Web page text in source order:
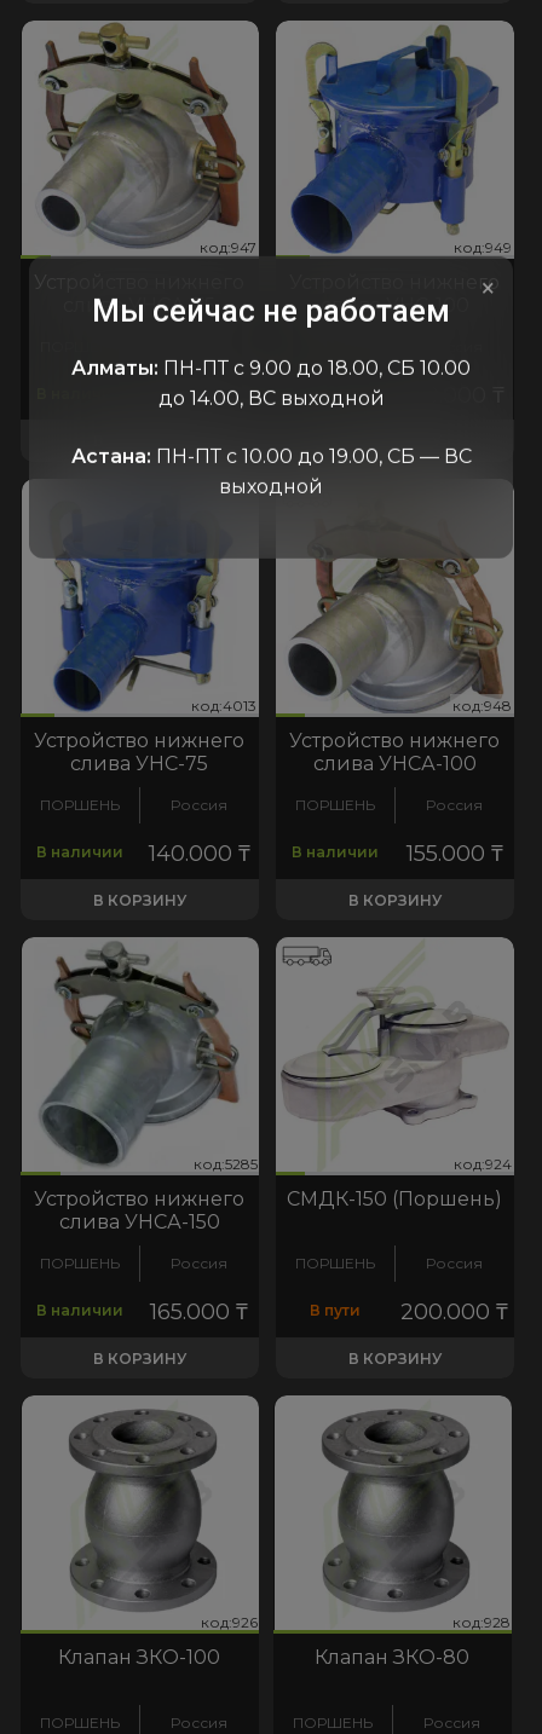
код:947 код:947
слива УНСА-75
135.000₸
код:949 код:949
Устройство нижнего
слива УНС-100
В наличии
код:4013 код:4013
Устройство нижнего
слива УНС-75
ПОРШЕНЬ Россия
В наличии 140.000 ₸
В КОРЗИНУ
код:948 код:948
Устройство нижнего
слива УНСА-100
ПОРШЕНЬ Россия
В наличии 155.000 ₸
В КОРЗИНУ
код:5285 код:5285
Устройство нижнего
слива УНСА-150
ПОРШЕНЬ Россия
В наличии 165.000₸
В КОРЗИНУ
код:924 код:924
СМДК-150 (Поршень)
ПОРШЕНЬ Россия
В пути 200.000₸
В КОРЗИНУ
код:926 код:926
Клапан ЗКО-100
ПОРШЕНЬ Россия
код:928 код:928
Клапан ЗКО-80
ПОРШЕНЬ Россия
×
Мы сейчас не работаем
Алматы: ПН-ПТ с 9.00 до 18.00, СБ 10.00
до 14.00, ВС выходной
Астана: ПН-ПТ с 10.00 до 19.00, СБ — ВС
выходной